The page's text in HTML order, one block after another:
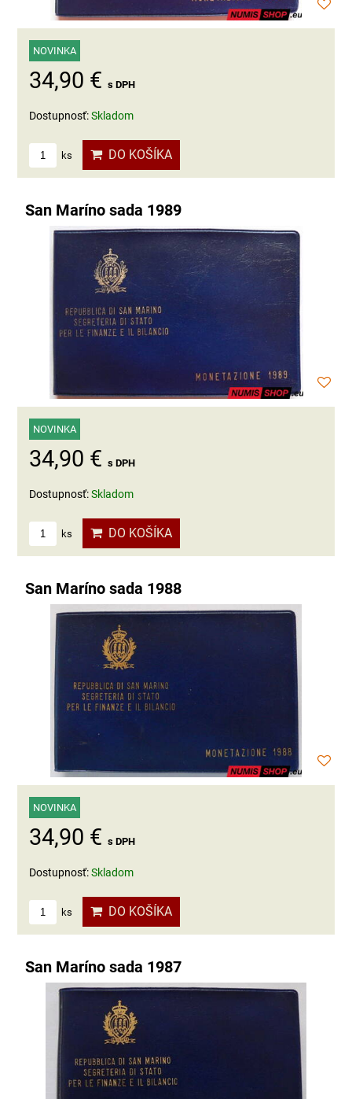
NOVINKA
34,90 € s DPH
Dostupnosť:Skladom
ks DO KOŠÍKA
San Maríno sada 1989
NOVINKA
34,90 € s DPH
Dostupnosť:Skladom
ks DO KOŠÍKA
San Maríno sada 1988
NOVINKA
34,90 € s DPH
Dostupnosť:Skladom
ks DO KOŠÍKA
San Maríno sada 1987